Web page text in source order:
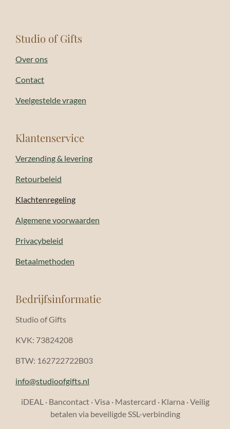
Studio of Gifts
Over ons
Contact
Veelgestelde vragen
Klantenservice
Verzending & levering
Retourbeleid
Klachtenregeling
Algemene voorwaarden
Privacybeleid
Betaalmethoden
Bedrijfsinformatie
Studio of Gifts
KVK: 73824208
BTW: 162722722B03
info@studioofgifts.nl
iDEAL · Bancontact · Visa · Mastercard · Klarna · Veilig
betalen via beveiligde SSL-verbinding